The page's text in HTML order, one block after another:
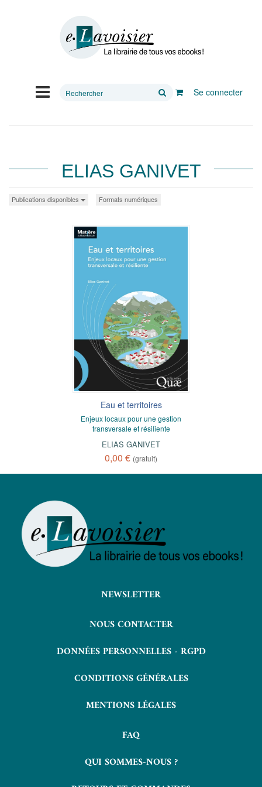
Rechercher
Se connecter
ELIAS GANIVET
Publications disponibles Formats numériques
Eau et territoires
Enjeux locaux pour une gestion
transversale et résiliente
ELIAS GANIVET
0,00 € (gratuit)
NEWSLETTER
NOUS CONTACTER
DONNÉES PERSONNELLES - RGPD
CONDITIONS GÉNÉRALES
MENTIONS LÉGALES
FAQ
QUI SOMMES-NOUS ?